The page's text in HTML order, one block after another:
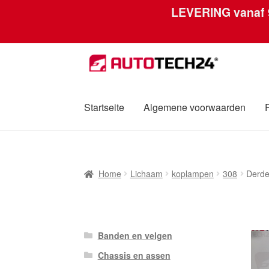
LEVERING vanaf
Ga
door
navigatie
Ga
naar
inhoud
Startseite Algemene voorwaarden
Over ons PrivacybeleidWereldwijde
Home Lichaam koplampen 308
Banden en velgen
Chassis en assen